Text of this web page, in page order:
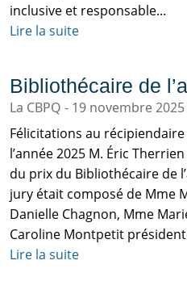
inclusive et responsable...
Lire la suite
Bibliothécaire de
La CBPQ
19 novembre 2025
Félicitations au
l’année 2025 M. Éric
du prix du Bibliothécaire de
jury était composé de Mme
Danielle Chagnon, Mme
Caroline Montpetit
Lire la suite